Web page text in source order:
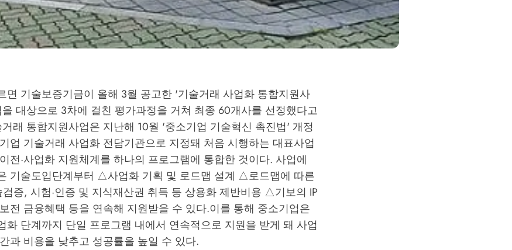
면 기술보증기금이 올해 3월 공고한 '기술거래 사업화 통합지원사
대상으로 3차에 걸친 평가과정을 거쳐 최종 60개사를 선정했다고
래 통합지원사업은 지난해 10월 '중소기업 기술혁신 촉진법' 개정
업 기술거래 사업화 전담기관으로 지정돼 처음 시행하는 대표사업
전·사업화 지원체계를 하나의 프로그램에 통합한 것이다. 사업에
기술도입단계부터 △사업화 기획 및 로드맵 설계 △로드맵에 따른
증, 시험·인증 및 지식재산권 취득 등 상용화 제반비용 △기보의 IP
전 금융혜택 등을 연속해 지원받을 수 있다.이를 통해 중소기업은
화 단계까지 단일 프로그램 내에서 연속적으로 지원을 받게 돼 사업
과 비용을 낮추고 성공률을 높일 수 있다.